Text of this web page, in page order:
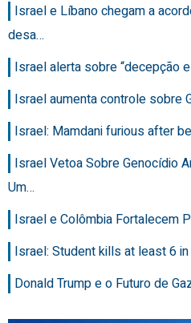
Israel e Líbano chegam a
desa…
Israel alerta sobre “decepção
Israel aumenta controle sobre
Israel: Mamdani furious after
Israel Vetoa Sobre Genocídio
Um…
Israel e Colômbia Fortalecem
Israel: Student kills at least 6
Donald Trump e o Futuro de